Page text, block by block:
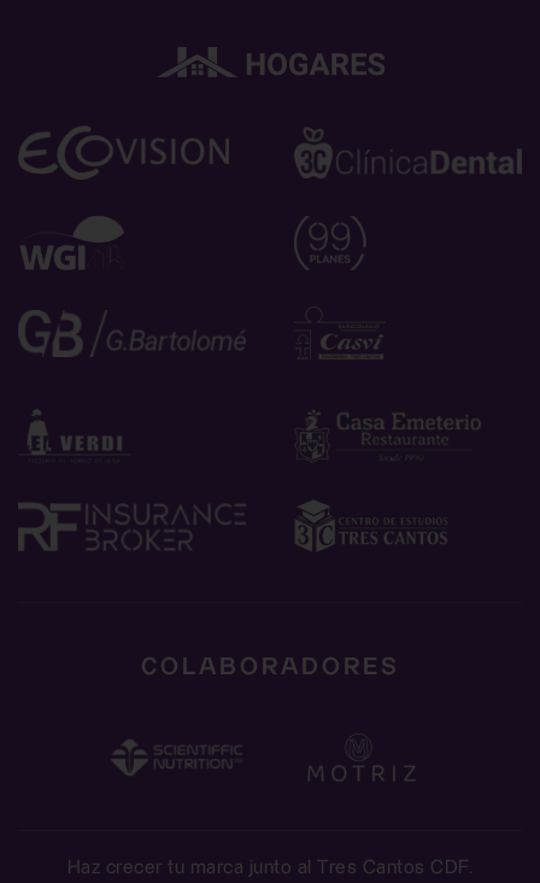
COLABORADORES
Haz crecer tu marca junto al Tres Cantos CDF.